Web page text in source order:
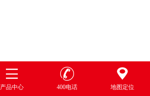
产品中心 400电话 地图定位